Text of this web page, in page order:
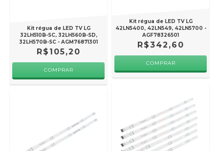
Kit régua de LED TV LG
32LH510B-SC, 32LH560B-SD,
32LH570B-SC - AGM76871301
R$105,20
Kit régua de LED TV LG
42LN5400, 42LN549, 42LN5700 -
AGF78326501
R$342,60